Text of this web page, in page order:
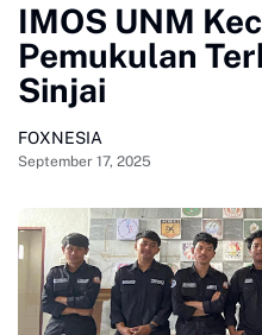
IMOS UNM
Pemukulan
Sinjai
FOXNESIA
September 17, 2025